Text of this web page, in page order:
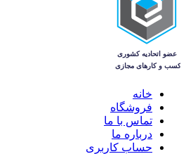
خانه
فروشگاه
تماس با ما
درباره ما
حساب کاربری